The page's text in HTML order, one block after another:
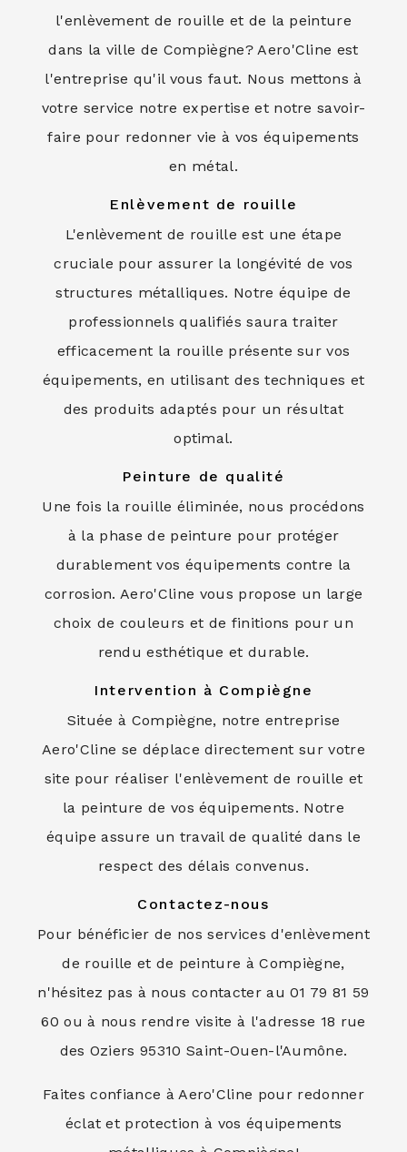
l'enlèvement de rouille et de la peinture
dans la ville de Compiègne? Aero'Cline est
l'entreprise qu'il vous faut. Nous mettons à
votre service notre expertise et notre savoir-
faire pour redonner vie à vos équipements
en métal.
Enlèvement de rouille
L'enlèvement de rouille est une étape
cruciale pour assurer la longévité de vos
structures métalliques. Notre équipe de
professionnels qualifiés saura traiter
efficacement la rouille présente sur vos
équipements, en utilisant des techniques et
des produits adaptés pour un résultat
optimal.
Peinture de qualité
Une fois la rouille éliminée, nous procédons
à la phase de peinture pour protéger
durablement vos équipements contre la
corrosion. Aero'Cline vous propose un large
choix de couleurs et de finitions pour un
rendu esthétique et durable.
Intervention à Compiègne
Située à Compiègne, notre entreprise
Aero'Cline se déplace directement sur votre
site pour réaliser l'enlèvement de rouille et
la peinture de vos équipements. Notre
équipe assure un travail de qualité dans le
respect des délais convenus.
Contactez-nous
Pour bénéficier de nos services d'enlèvement
de rouille et de peinture à Compiègne,
n'hésitez pas à nous contacter au 01 79 81 59
60 ou à nous rendre visite à l'adresse 18 rue
des Oziers 95310 Saint-Ouen-l'Aumône.
Faites confiance à Aero'Cline pour redonner
éclat et protection à vos équipements